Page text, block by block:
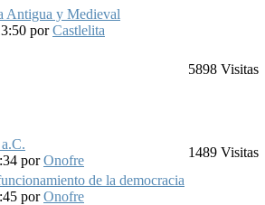
Antigua y Medieval
porCastlelita
5898 Visitas
porOnofre
1489 Visitas
de la democracia
porOnofre